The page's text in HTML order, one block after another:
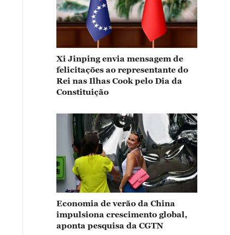
Xi Jinping envia mensagem de
felicitações ao representante do
Rei nas Ilhas Cook pelo Dia da
Constituição
Economia de verão da China
impulsiona crescimento global,
aponta pesquisa da CGTN